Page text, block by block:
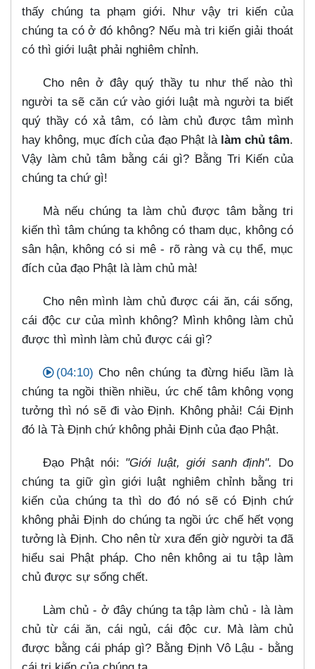
thấy chúng ta phạm giới. Như vậy tri kiến của
chúng ta có ở đó không? Nếu mà tri kiến giải thoát
có thì giới luật phải nghiêm chỉnh.
Cho nên ở đây quý thầy tu như thế nào thì
người ta sẽ căn cứ vào giới luật mà người ta biết
quý thầy có xả tâm, có làm chủ được tâm mình
hay không, mục đích của đạo Phật là làm chủ tâm.
Vậy làm chủ tâm bằng cái gì? Bằng Tri Kiến của
chúng ta chứ gì!
Mà nếu chúng ta làm chủ được tâm bằng tri
kiến thì tâm chúng ta không có tham dục, không có
sân hận, không có si mê - rõ ràng và cụ thể, mục
đích của đạo Phật là làm chủ mà!
Cho nên mình làm chủ được cái ăn, cái sống,
cái độc cư của mình không? Mình không làm chủ
được thì mình làm chủ được cái gì?
(04:10) Cho nên chúng ta đừng hiểu lầm là
chúng ta ngồi thiền nhiều, ức chế tâm không vọng
tưởng thì nó sẽ đi vào Định. Không phải! Cái Định
đó là Tà Định chứ không phải Định của đạo Phật.
Đạo Phật nói: "Giới luật, giới sanh định".
Do
chúng ta giữ gìn giới luật nghiêm chỉnh bằng tri
kiến của chúng ta thì do đó nó sẽ có Định chứ
không phải Định do chúng ta ngồi ức chế hết vọng
tưởng là Định. Cho nên từ xưa đến giờ người ta đã
hiểu sai Phật pháp. Cho nên không ai tu tập làm
chủ được sự sống chết.
Làm chủ - ở đây chúng ta tập làm chủ - là làm
chủ từ cái ăn, cái ngủ, cái độc cư. Mà làm chủ
được bằng cái pháp gì? Bằng Định Vô Lậu - bằng